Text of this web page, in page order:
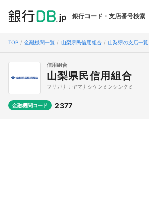
銀行コード・支店番号検索
TOP 金融機関一覧 山梨県民信用組合 山梨県の支店一覧
信用組合
山梨県民信用組合
フリガナ：ヤマナシケンミンシンクミ
金融機関コード 2377